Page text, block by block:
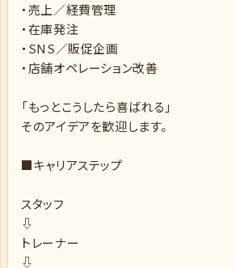
・売上／経費管理
・在庫発注
・SNS／販促企画
・店舗オペレーション改善
「もっとこうしたら喜ばれる」
そのアイデアを歓迎します。
■キャリアステップ
スタッフ
⇩
トレーナー
⇩